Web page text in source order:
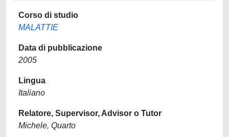
Corso di studio
MALATTIE
Data di pubblicazione
2005
Lingua
Italiano
Relatore, Supervisor, Advisor o Tutor
Michele, Quarto